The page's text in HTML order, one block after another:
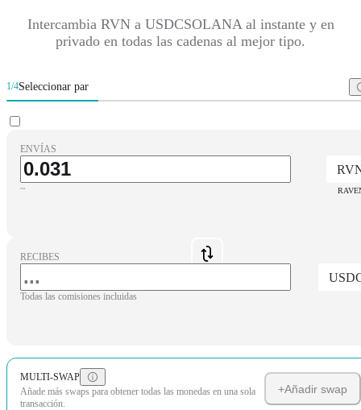
Intercambia RVN a USDCSOLANA al instante y en
privado en todas las cadenas al mejor tipo.
1/4Seleccionar par
ENVÍAS
~
RECIBES
Todas las comisiones incluidas
MULTI-SWAP
Añade más swaps para obtener todas las monedas en una sola
transacción.
+Añadir swap